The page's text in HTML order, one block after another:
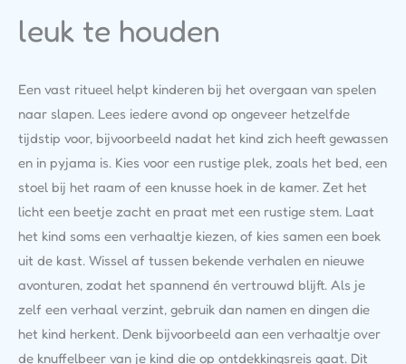
leuk te houden
Een vast ritueel helpt kinderen bij het overgaan van spelen
naar slapen. Lees iedere avond op ongeveer hetzelfde
tijdstip voor, bijvoorbeeld nadat het kind zich heeft gewassen
en in pyjama is. Kies voor een rustige plek, zoals het bed, een
stoel bij het raam of een knusse hoek in de kamer. Zet het
licht een beetje zacht en praat met een rustige stem. Laat
het kind soms een verhaaltje kiezen, of kies samen een boek
uit de kast. Wissel af tussen bekende verhalen en nieuwe
avonturen, zodat het spannend én vertrouwd blijft. Als je
zelf een verhaal verzint, gebruik dan namen en dingen die
het kind herkent. Denk bijvoorbeeld aan een verhaaltje over
de knuffelbeer van je kind die op ontdekkingsreis gaat. Dit